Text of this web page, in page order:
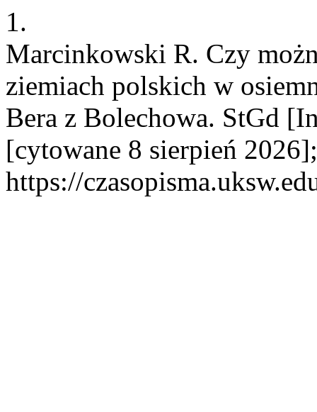
1.
Marcinkowski R. Czy
ziemiach polskich w
Bera z Bolechowa. StGd
[cytowane 8 sierpień
https://